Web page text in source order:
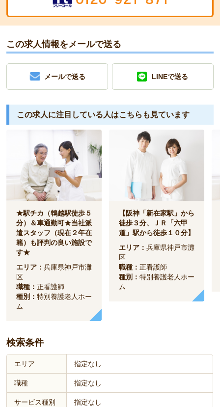
この求人情報をメールで送る
メールで送る LINEで送る
この求人に注目している人はこちらも見ています
★駅チカ（鵯越駅徒歩５
分）＆車通勤可★当社派
遣スタッフ（現在２年在
籍）も評判の良い施設で
す★
エリア：兵庫県神戸市灘
区
職種：正看護師
種別：特別養護老人ホー
ム
【阪神「新在家駅」から
徒歩３分、ＪＲ「六甲
道」駅から徒歩１０分】
エリア：兵庫県神戸市灘
区
職種：正看護師
種別：特別養護老人ホー
ム
検索条件
エリア 指定なし
職種 指定なし
サービス種別 指定なし